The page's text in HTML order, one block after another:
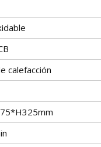
calefacción